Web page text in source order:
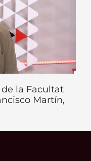
de la Facultat
Martín,